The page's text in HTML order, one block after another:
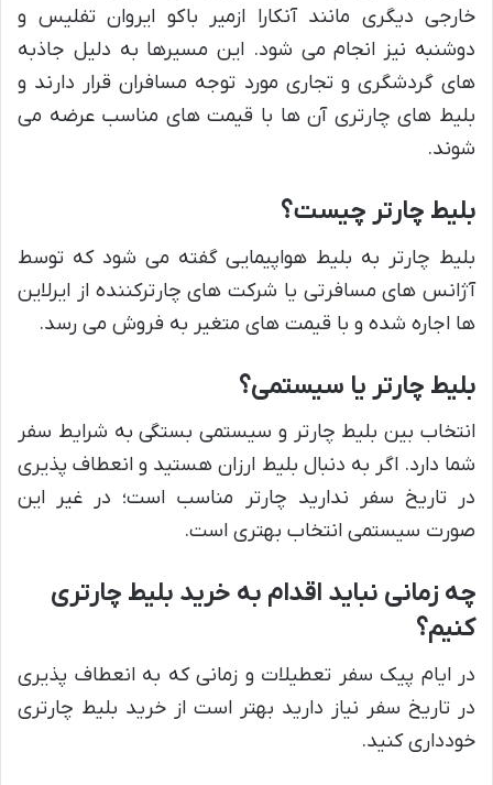
خارجی دیگری مانند آنکارا ازمیر باکو ایروان تفلیس و
دوشنبه نیز انجام می شود. این مسیرها به دلیل جاذبه
های گردشگری و تجاری مورد توجه مسافران قرار دارند و
بلیط های چارتری آن ها با قیمت های مناسب عرضه می
شوند.
بلیط چارتر چیست؟
بلیط چارتر به بلیط هواپیمایی گفته می شود که توسط
آژانس های مسافرتی یا شرکت های چارترکننده از ایرلاین
ها اجاره شده و با قیمت های متغیر به فروش می رسد.
بلیط چارتر یا سیستمی؟
انتخاب بین بلیط چارتر و سیستمی بستگی به شرایط سفر
شما دارد. اگر به دنبال بلیط ارزان هستید و انعطاف پذیری
در تاریخ سفر ندارید چارتر مناسب است؛ در غیر این
صورت سیستمی انتخاب بهتری است.
چه زمانی نباید اقدام به خرید بلیط چارتری
کنیم؟
در ایام پیک سفر تعطیلات و زمانی که به انعطاف پذیری
در تاریخ سفر نیاز دارید بهتر است از خرید بلیط چارتری
خودداری کنید.